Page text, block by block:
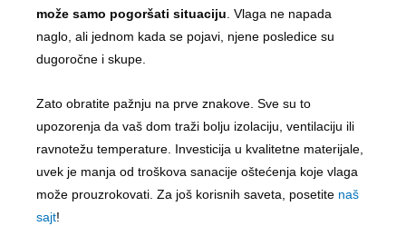
može samo pogoršati situaciju. Vlaga ne napada
naglo, ali jednom kada se pojavi, njene posledice su
dugoročne i skupe.
Zato obratite pažnju na prve znakove. Sve su to
upozorenja da vaš dom traži bolju izolaciju, ventilaciju ili
ravnotežu temperature. Investicija u kvalitetne materijale,
uvek je manja od troškova sanacije oštećenja koje vlaga
može prouzrokovati. Za još korisnih saveta, posetite naš
sajt!